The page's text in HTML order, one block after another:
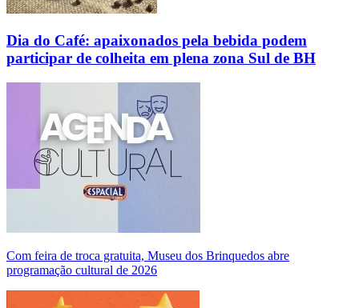
Dia do Café: apaixonados pela bebida podem
participar de colheita em plena zona Sul de BH
Com feira de troca gratuita, Museu dos Brinquedos abre
programação cultural de 2026